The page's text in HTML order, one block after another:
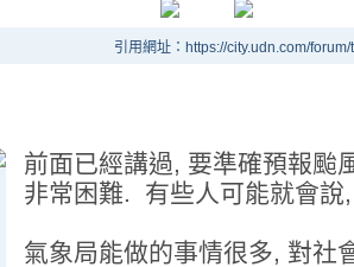
引用網址：https://city.udn.com/
前面已經講過, 要準確預報颱
非常困難. 有些人可能就會說
氣象局能做的事情很多, 對社